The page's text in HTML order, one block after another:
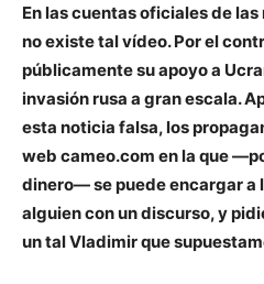
En las cuentas oficiales de
no existe tal vídeo. Por el
públicamente su apoyo a
invasión rusa a gran escala.
esta noticia falsa, los
web cameo.com en la que
dinero— se puede encargar a
alguien con un discurso, y
un tal Vladimir que